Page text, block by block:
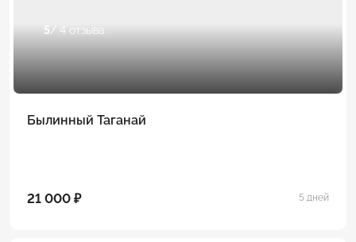
5/ 4 отзыва
Былинный Таганай
21 000 ₽ 5 дней